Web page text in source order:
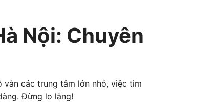
Nội: Chuyên
các trung tâm lớn nhỏ, việc tìm
Đừng lo lắng!